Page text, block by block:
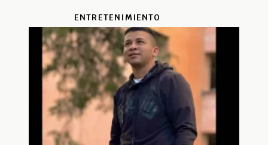
ENTRETENIMIENTO